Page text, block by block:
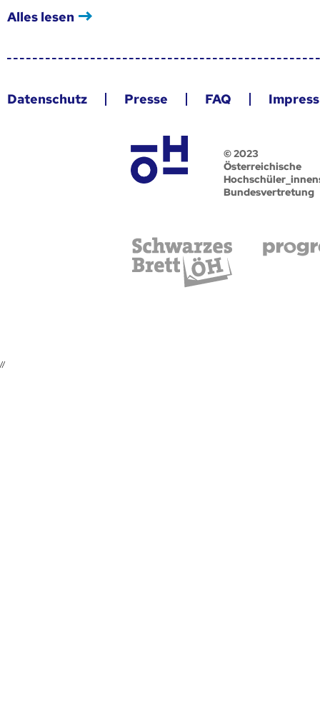
Alles lesen
Datenschutz Presse FAQ
© 2023
Österreichische
Bundesvertretung
//